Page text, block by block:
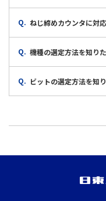
Q. ねじ締めカウンタに対
Q. 機種の選定方法を知りた
Q. ビットの選定方法を知り